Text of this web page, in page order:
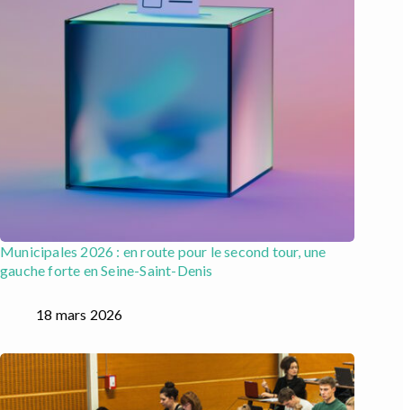
Municipales 2026 : en route pour le second tour, une
gauche forte en Seine-Saint-Denis
18 mars 2026